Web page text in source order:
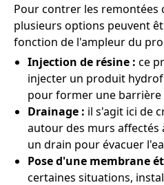
Pour contrer les remontées
plusieurs options peuvent
fonction de l'ampleur du
Injection de résine : ce
injecter un produit
pour former une barrière
Drainage : il s'agit ici de
autour des murs affectés
un drain pour évacuer
Pose d'une membrane
certaines situations,